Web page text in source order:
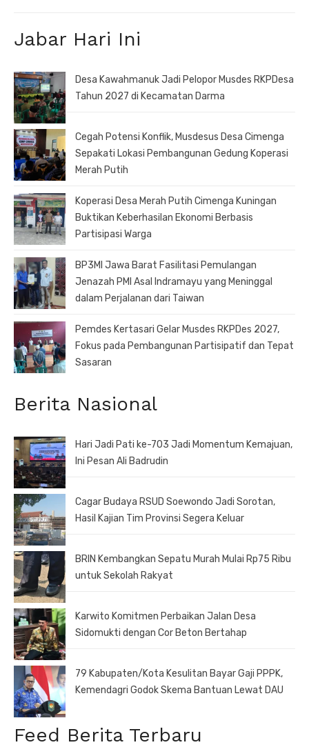
Jabar Hari Ini
Desa Kawahmanuk Jadi Pelopor Musdes RKPDesa
Tahun 2027 di Kecamatan Darma
Cegah Potensi Konflik, Musdesus Desa Cimenga
Sepakati Lokasi Pembangunan Gedung Koperasi
Merah Putih
Koperasi Desa Merah Putih Cimenga Kuningan
Buktikan Keberhasilan Ekonomi Berbasis
Partisipasi Warga
BP3MI Jawa Barat Fasilitasi Pemulangan
Jenazah PMI Asal Indramayu yang Meninggal
dalam Perjalanan dari Taiwan
Pemdes Kertasari Gelar Musdes RKPDes 2027,
Fokus pada Pembangunan Partisipatif dan Tepat
Sasaran
Berita Nasional
Hari Jadi Pati ke-703 Jadi Momentum Kemajuan,
Ini Pesan Ali Badrudin
Cagar Budaya RSUD Soewondo Jadi Sorotan,
Hasil Kajian Tim Provinsi Segera Keluar
BRIN Kembangkan Sepatu Murah Mulai Rp75 Ribu
untuk Sekolah Rakyat
Karwito Komitmen Perbaikan Jalan Desa
Sidomukti dengan Cor Beton Bertahap
79 Kabupaten/Kota Kesulitan Bayar Gaji PPPK,
Kemendagri Godok Skema Bantuan Lewat DAU
Feed Berita Terbaru